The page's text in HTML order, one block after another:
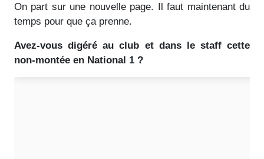
On part sur une nouvelle page. Il faut maintenant du
temps pour que ça prenne.
Avez-vous digéré au club et dans le staff cette
non-montée en National 1 ?